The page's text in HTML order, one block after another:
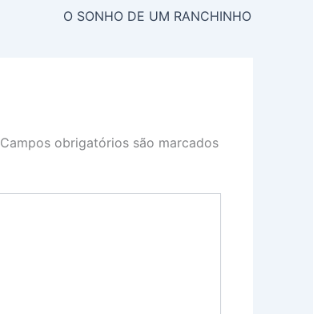
O SONHO DE UM RANCHINHO
Campos obrigatórios são marcados